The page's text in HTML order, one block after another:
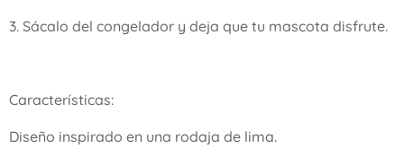
3. Sácalo del congelador y deja que tu mascota disfrute.
Características:
Diseño inspirado en una rodaja de lima.